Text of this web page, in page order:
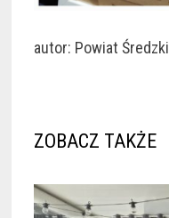
autor: Powiat Średzki
ZOBACZ TAKŻE